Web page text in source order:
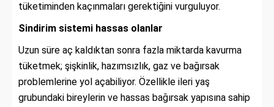
tüketiminden kaçınmaları gerektiğini vurguluyor.
Sindirim sistemi hassas olanlar
Uzun süre aç kaldıktan sonra fazla miktarda kavurma
tüketmek; şişkinlik, hazımsızlık, gaz ve bağırsak
problemlerine yol açabiliyor. Özellikle ileri yaş
grubundaki bireylerin ve hassas bağırsak yapısına sahip